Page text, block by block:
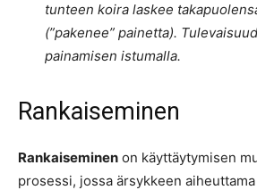
tunteen koira laskee
(”pakenee” painetta).
painamisen istumalla.
Rankaiseminen
Rankaiseminen on käyttäytymisen
prosessi, jossa ärsykkeen